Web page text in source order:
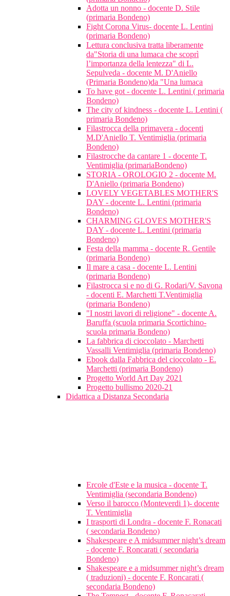
Adotta un nonno - docente D. Stile
(primaria Bondeno)
Fight Corona Virus- docente L. Lentini
(primaria Bondeno)
Lettura conclusiva tratta liberamente
da"Storia di una lumaca che scoprì
l’importanza della lentezza" di L.
Sepulveda - docente M. D'Aniello
(Primaria Bondeno)da "Una lumaca
To have got - docente L. Lentini ( primaria
Bondeno)
The city of kindness - docente L. Lentini (
primaria Bondeno)
Filastrocca della primavera - docenti
M.D'Aniello T. Ventimiglia (primaria
Bondeno)
Filastrocche da cantare 1 - docente T.
Ventimiglia (primariaBondeno)
STORIA - OROLOGIO 2 - docente M.
D'Aniello (primaria Bondeno)
LOVELY VEGETABLES MOTHER'S
DAY - docente L. Lentini (primaria
Bondeno)
CHARMING GLOVES MOTHER'S
DAY - docente L. Lentini (primaria
Bondeno)
Festa della mamma - docente R. Gentile
(primaria Bondeno)
Il mare a casa - docente L. Lentini
(primaria Bondeno)
Filastrocca si e no di G. Rodari/V. Savona
- docenti E. Marchetti T.Ventimiglia
(primaria Bondeno)
"I nostri lavori di religione" - docente A.
Baruffa (scuola primaria Scortichino-
scuola primaria Bondeno)
La fabbrica di cioccolato - Marchetti
Vassalli Ventimiglia (primaria Bondeno)
Ebook dalla Fabbrica del cioccolato - E.
Marchetti (primaria Bondeno)
Progetto World Art Day 2021
Progetto bullismo 2020-21
Didattica a Distanza Secondaria
Ercole d'Este e la musica - docente T.
Ventimiglia (secondaria Bondeno)
Verso il barocco (Monteverdi 1)- docente
T. Ventimiglia
I trasporti di Londra - docente F. Ronacati
( secondaria Bondeno)
Shakespeare e A midsummer night’s dream
- docente F. Roncarati ( secondaria
Bondeno)
Shakespeare e a midsummer night’s dream
( traduzioni) - docente F. Roncarati (
secondaria Bondeno)